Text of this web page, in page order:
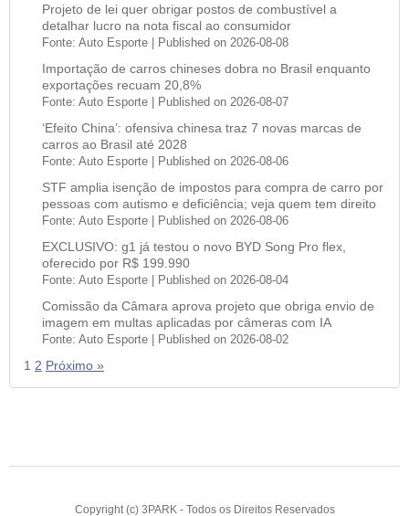
Projeto de lei quer obrigar postos de combustível a
detalhar lucro na nota fiscal ao consumidor
Fonte: Auto Esporte Published on 2026-08-08
Importação de carros chineses dobra no Brasil enquanto
exportações recuam 20,8%
Fonte: Auto Esporte Published on 2026-08-07
‘Efeito China’: ofensiva chinesa traz 7 novas marcas de
carros ao Brasil até 2028
Fonte: Auto Esporte Published on 2026-08-06
STF amplia isenção de impostos para compra de carro por
pessoas com autismo e deficiência; veja quem tem direito
Fonte: Auto Esporte Published on 2026-08-06
EXCLUSIVO: g1 já testou o novo BYD Song Pro flex,
oferecido por R$ 199.990
Fonte: Auto Esporte Published on 2026-08-04
Comissão da Câmara aprova projeto que obriga envio de
imagem em multas aplicadas por câmeras com IA
Fonte: Auto Esporte Published on 2026-08-02
1 2 Próximo »
Copyright (c) 3PARK - Todos os Direitos Reservados